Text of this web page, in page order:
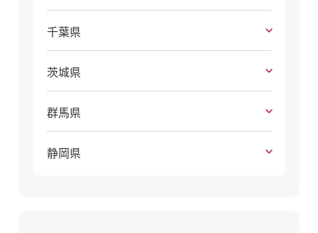
千葉県
茨城県
群馬県
静岡県